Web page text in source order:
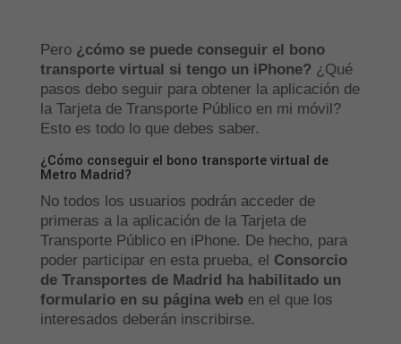
Pero¿cómo se puede conseguir el bono
transporte virtual si tengo un iPhone? ¿Qué
pasos debo seguir para obtener la aplicación de
la Tarjeta de Transporte Público en mi móvil?
Esto es todo lo que debes saber.
¿Cómo conseguir el bono transporte virtual de
Metro Madrid?
No todos los usuarios podrán acceder de
primeras a la aplicación de la Tarjeta de
Transporte Público en iPhone. De hecho, para
poder participar en esta prueba, el Consorcio
de Transportes de Madrid ha habilitado un
formulario en su página weben el que los
interesados deberán inscribirse.